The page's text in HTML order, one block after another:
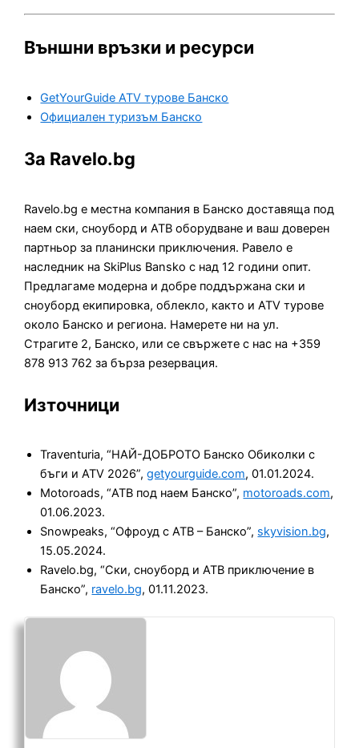
Външни връзки и ресурси
GetYourGuide ATV турове Банско
Официален туризъм Банско
За Ravelo.bg
Ravelo.bg е местна компания в Банско доставяща под
наем ски, сноуборд и АТВ оборудване и ваш доверен
партньор за планински приключения. Равело е
наследник на SkiPlus Bansko с над 12 години опит.
Предлагаме модерна и добре поддържана ски и
сноуборд екипировка, облекло, както и ATV турове
около Банско и региона. Намерете ни на ул.
Страгите 2, Банско, или се свържете с нас на +359
878 913 762 за бърза резервация.
Източници
Traventuria, “НАЙ-ДОБРОТО Банско Обиколки с
бъги и ATV 2026”,getyourguide.com, 01.01.2024.
Motoroads, “АТВ под наем Банско”, motoroads.com,
01.06.2023.
Snowpeaks, “Офроуд с АТВ – Банско”, skyvision.bg,
15.05.2024.
Ravelo.bg, “Ски, сноуборд и АТВ приключение в
Банско”, ravelo.bg, 01.11.2023.